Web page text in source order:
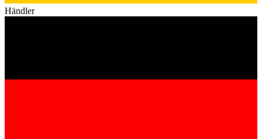
Händler